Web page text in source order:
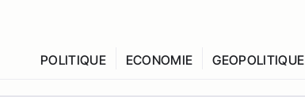
POLITIQUE ECONOMIE GEOPOLITIQUE